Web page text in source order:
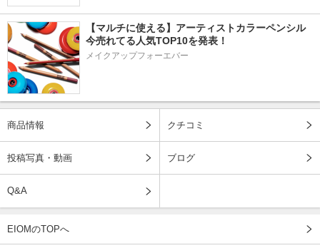
【マルチに使える】アーティストカラーペンシル
今売れてる人気TOP10を発表！
メイクアップフォーエバー
商品情報 クチコミ
投稿写真・動画 ブログ
Q&A
EIOMのTOPへ